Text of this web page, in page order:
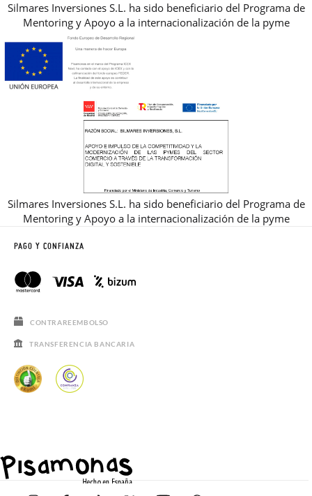
Silmares Inversiones S.L. ha sido beneficiario del Programa de
Mentoring y Apoyo a la internacionalización de la pyme
Silmares Inversiones S.L. ha sido beneficiario del Programa de
Mentoring y Apoyo a la internacionalización de la pyme
PAGO Y CONFIANZA
CONTRAREEMBOLSO
TRANSFERENCIA BANCARIA